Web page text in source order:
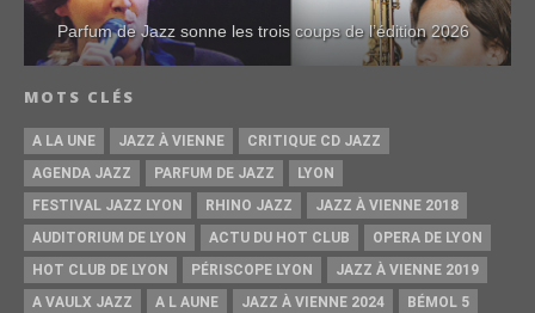
Parfum de Jazz sonne les trois coups de l’édition 2026
MOTS CLÉS
A LA UNE JAZZ À VIENNE
CRITIQUE CD JAZZ
AGENDA JAZZ
PARFUM DE JAZZ
LYON
FESTIVAL JAZZ LYON
RHINO JAZZ
JAZZ À VIENNE 2018
AUDITORIUM DE LYON
ACTU DU HOT CLUB
OPERA DE LYON
HOT CLUB DE LYON
PÉRISCOPE LYON
JAZZ À VIENNE 2019
A VAULX JAZZ
A L AUNE JAZZ À VIENNE 2024
BÉMOL 5